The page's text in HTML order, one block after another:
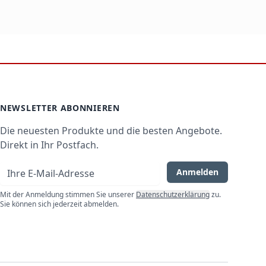
weiße Front. Ideal, wenn Sie eine bestehende
Küchenzeile stehen. Ideal für
Maßgedecke.
NEWSLETTER ABONNIEREN
Die neuesten Produkte und die besten Angebote.
Direkt in Ihr Postfach.
E-Mail-Adresse
Anmelden
Mit der Anmeldung stimmen Sie unserer Datenschutzerklärungzu.
Sie können sich jederzeit abmelden.